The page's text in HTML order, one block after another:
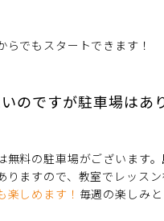
らでもスタートできます！
のですが駐車場はあ
無料の駐車場がございます
りますので、教室でレッス
楽しめます！ 毎週の楽しみ